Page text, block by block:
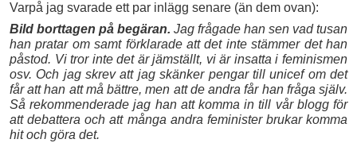
Varpå jag svarade ett par inlägg senare (än dem ovan):
Bild borttagen på begäran. Jag frågade han sen vad tusan
han pratar om samt förklarade att det inte stämmer det han
påstod. Vi tror inte det är jämställt, vi är insatta i feminismen
osv. Och jag skrev att jag skänker pengar till unicef om det
får att han att må bättre, men att de andra får han fråga själv.
Så rekommenderade jag han att komma in till vår blogg för
att debattera och att många andra feminister brukar komma
hit och göra det.